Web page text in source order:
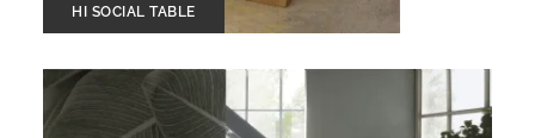
HI SOCIAL TABLE